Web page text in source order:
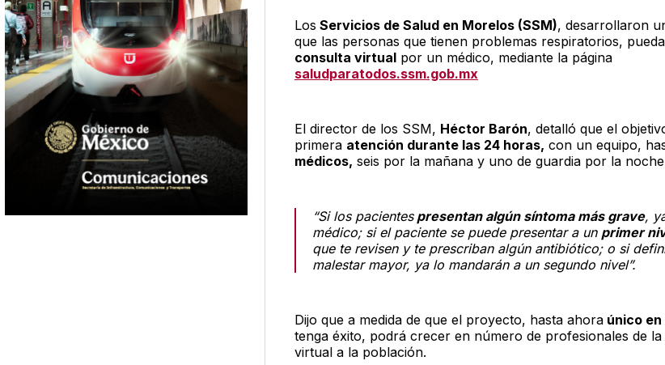
Los Servicios de Salud en Morelos (SSM), desarrollaron
que las personas que tienen problemas respiratorios,
consulta virtualpor un médico, mediante la página
saludparatodos.ssm.gob.mx
El director de los SSM, Héctor Barón, detalló que el
primera atención durante las 24 horas, con un equipo,
médicos, seis por la mañana y uno de guardia por la
“Si los pacientespresentan algún síntoma más grave,
médico; si el paciente se puede presentar a un primer
que te revisen y te prescriban algún antibiótico; o si
malestar mayor, ya lo mandarán a un segundo nivel”.
Dijo que a medida de que el proyecto, hasta ahoraúnico en
tenga éxito, podrá crecer en número de profesionales de
virtual a la población.